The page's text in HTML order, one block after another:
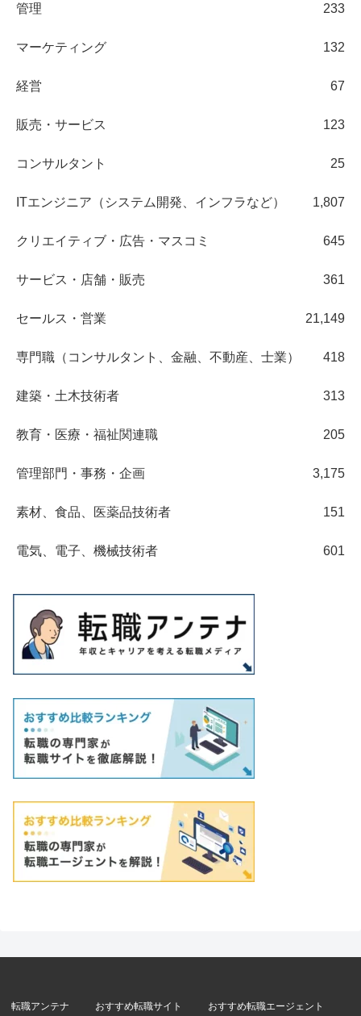
管理 233
マーケティング 132
経営 67
販売・サービス 123
コンサルタント 25
ITエンジニア（システム開発、インフラなど） 1,807
クリエイティブ・広告・マスコミ 645
サービス・店舗・販売 361
セールス・営業 21,149
専門職（コンサルタント、金融、不動産、士業） 418
建築・土木技術者 313
教育・医療・福祉関連職 205
管理部門・事務・企画 3,175
素材、食品、医薬品技術者 151
電気、電子、機械技術者 601
転職アンテナ おすすめ転職サイト おすすめ転職エージェント